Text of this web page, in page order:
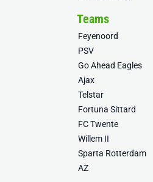
Teams
Feyenoord
PSV
Go Ahead Eagles
Ajax
Telstar
Fortuna Sittard
FC Twente
Willem II
Sparta Rotterdam
AZ